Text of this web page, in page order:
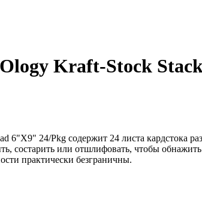
Kraft-Stock
6"X9" 24/Pkg содержит 24 листа кардстока
или отшлифовать, чтобы обнажить
практически безграничны.